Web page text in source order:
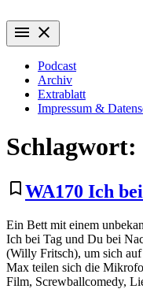
Inhalt
springen
Wiederaufführung
Alte Filme. Neu entdeckt.
menu close
Podcast
Archiv
Extrablatt
Impressum &
Schlagwort:
bookmark_border WA170 Ich
Ein Bett mit einem
Ich bei Tag und Du bei
(Willy Fritsch), um sich auf
Max teilen sich die
Film, Screwballcomedy,